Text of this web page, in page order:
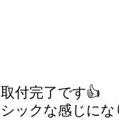
取付完了です👍
シックな感じにな